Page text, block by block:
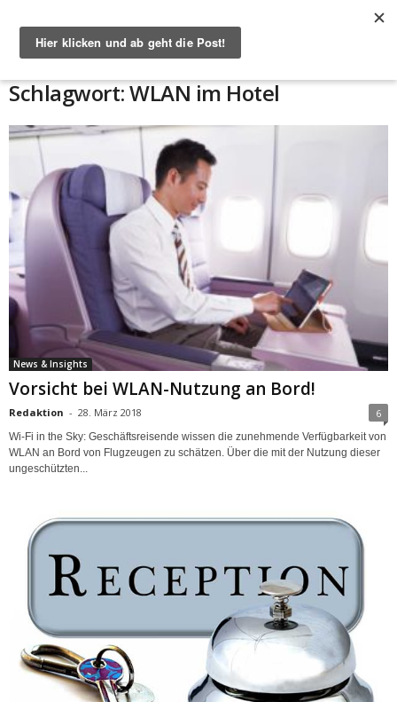
Schlagwort: WLAN im Hotel
News & Insights
Vorsicht bei WLAN-Nutzung an Bord!
Redaktion - 28. März 2018 6
Wi-Fi in the Sky: Geschäftsreisende wissen die zunehmende Verfügbarkeit von
WLAN an Bord von Flugzeugen zu schätzen. Über die mit der Nutzung dieser
ungeschützten...